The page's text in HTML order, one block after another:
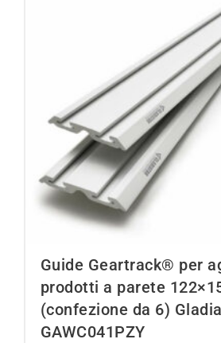
Guide Geartrack® per
prodotti a parete
(confezione da 6)
GAWC041PZY